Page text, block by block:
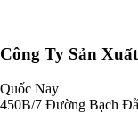
Công Ty Sản
Quốc Nay
450B/7 Đường Bạch